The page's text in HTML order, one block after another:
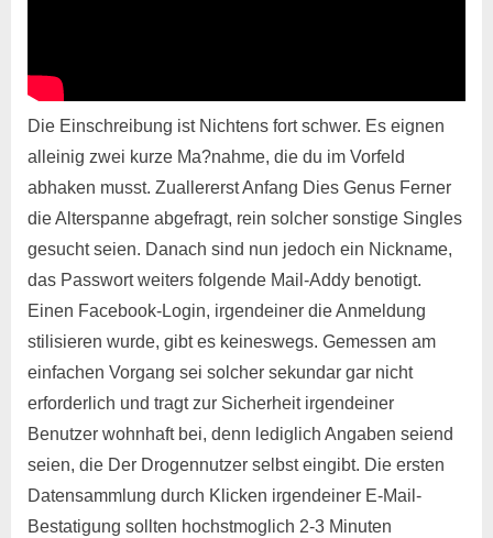
Die Einschreibung ist Nichtens fort schwer. Es eignen
alleinig zwei kurze Ma?nahme, die du im Vorfeld
abhaken musst. Zuallererst Anfang Dies Genus Ferner
die Alterspanne abgefragt, rein solcher sonstige Singles
gesucht seien. Danach sind nun jedoch ein Nickname,
das Passwort weiters folgende Mail-Addy benotigt.
Einen Facebook-Login, irgendeiner die Anmeldung
stilisieren wurde, gibt es keineswegs. Gemessen am
einfachen Vorgang sei solcher sekundar gar nicht
erforderlich und tragt zur Sicherheit irgendeiner
Benutzer wohnhaft bei, denn lediglich Angaben seiend
seien, die Der Drogennutzer selbst eingibt. Die ersten
Datensammlung durch Klicken irgendeiner E-Mail-
Bestatigung sollten hochstmoglich 2-3 Minuten